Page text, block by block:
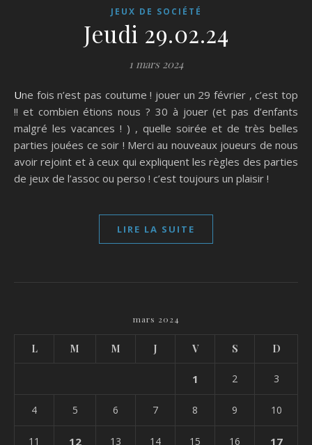
JEUX DE SOCIÉTÉ
Jeudi 29.02.24
1 mars 2024
Une fois n’est pas coutume ! jouer un 29 février , c’est top
!! et combien étions nous ? 30 à jouer (et pas d’enfants
malgré les vacances ! ) , quelle soirée et de très belles
parties jouées ce soir ! Merci au nouveaux joueurs de nous
avoir rejoint et à ceux qui expliquent les règles des parties
de jeux de l’assoc ou perso ! c’est toujours un plaisir !
LIRE LA SUITE
mars 2024
L M M J V S D
1 2 3
4 5 6 7 8 9 10
11 12 13 14 15 16 17